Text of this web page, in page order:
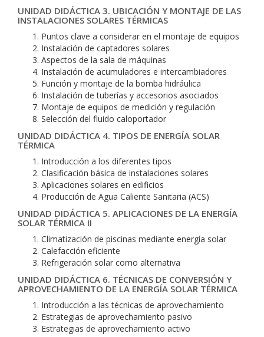
UNIDAD DIDÁCTICA 3. UBICACIÓN Y MONTAJE DE LAS
INSTALACIONES SOLARES TÉRMICAS
Puntos clave a considerar en el montaje de equipos
Instalación de captadores solares
Aspectos de la sala de máquinas
Instalación de acumuladores e intercambiadores
Función y montaje de la bomba hidráulica
Instalación de tuberías y accesorios asociados
Montaje de equipos de medición y regulación
Selección del fluido caloportador
UNIDAD DIDÁCTICA 4. TIPOS DE ENERGÍA SOLAR
TÉRMICA
Introducción a los diferentes tipos
Clasificación básica de instalaciones solares
Aplicaciones solares en edificios
Producción de Agua Caliente Sanitaria (ACS)
UNIDAD DIDÁCTICA 5. APLICACIONES DE LA ENERGÍA
SOLAR TÉRMICA II
Climatización de piscinas mediante energía solar
Calefacción eficiente
Refrigeración solar como alternativa
UNIDAD DIDÁCTICA 6. TÉCNICAS DE CONVERSIÓN Y
APROVECHAMIENTO DE LA ENERGÍA SOLAR TÉRMICA
Introducción a las técnicas de aprovechamiento
Estrategias de aprovechamiento pasivo
Estrategias de aprovechamiento activo